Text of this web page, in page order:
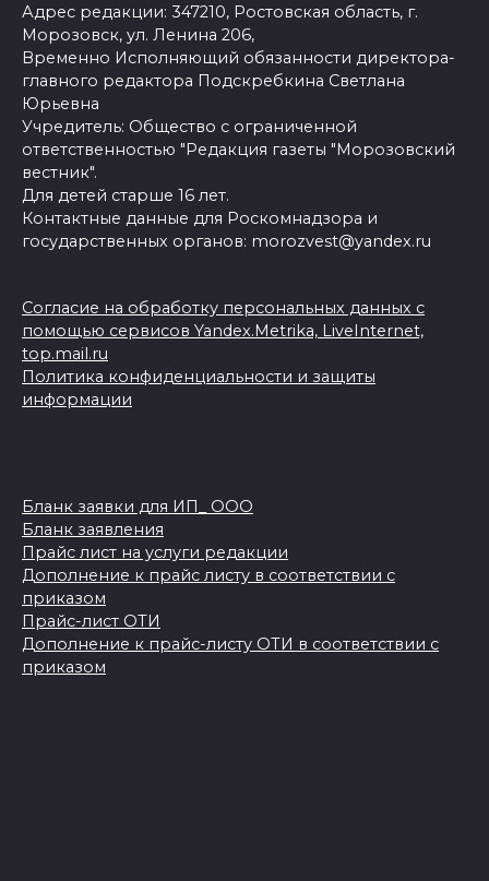
Адрес редакции: 347210, Ростовская область, г.
Морозовск, ул. Ленина 206,
Временно Исполняющий обязанности директора-
главного редактора Подскребкина Светлана
Юрьевна
Учредитель: Общество с ограниченной
ответственностью "Редакция газеты "Морозовский
вестник".
Для детей старше 16 лет.
Контактные данные для Роскомнадзора и
государственных органов: morozvest@yandex.ru
Согласие на обработку персональных данных с
помощью сервисов Yandex.Metrika, LiveInternet,
top.mail.ru
Политика конфиденциальности и защиты
информации
Бланк заявки для ИП_ ООО
Бланк заявления
Прайс лист на услуги редакции
Дополнение к прайс листу в соответствии с
приказом
Прайс-лист ОТИ
Дополнение к прайс-листу ОТИ в соответствии с
приказом